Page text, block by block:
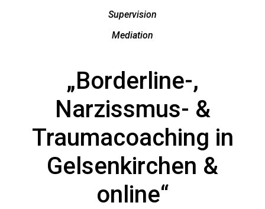
Supervision
Mediation
„Borderline-,
Narzissmus- &
Traumacoaching in
Gelsenkirchen &
online“